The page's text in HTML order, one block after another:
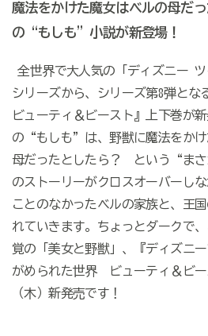
魔法をかけた魔女はベルの母だ
の“もしも”小説が新登場！
全世界で大人気の「ディズニー
シリーズから、シリーズ第8弾と
ビューティ＆ビースト』上下巻が
の“もしも”は、野獣に魔法をかけ
母だったとしたら？ という“ま
のストーリーがクロスオーバーし
ことのなかったベルの家族と、王
れていきます。ちょっとダークで
覚の「美女と野獣」、『ディズニ
がめられた世界 ビューティ＆ビー
（木）新発売です！